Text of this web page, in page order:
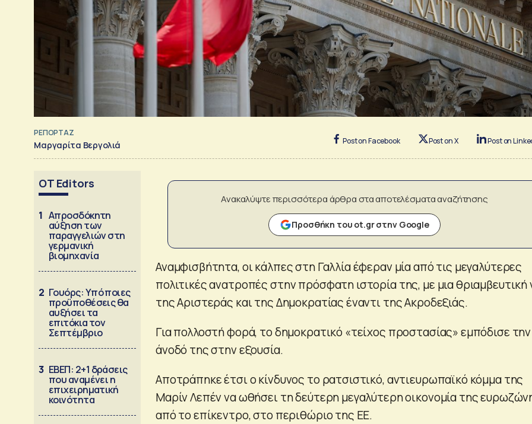
ΡΕΠΟΡΤΑΖ
Μαργαρίτα Βεργολιά Post on Facebook Post on X Post on
OT Editors
1 Απροσδόκητη
αύξηση των
παραγγελιών στη
γερμανική
βιομηχανία
2 Γουόρς: Υπό ποιες
προϋποθέσεις θα
αυξήσει τα
επιτόκια τον
Σεπτέμβριο
3 ΕΒΕΠ: 2+1 δράσεις
που αναμένει η
επιχειρηματική
κοινότητα
Ανακαλύψτε περισσότερα άρθρα στα αποτελέσματα αναζήτησης
Προσθήκη του ot.gr στην Google
Αναμφισβήτητα, οι κάλπες στη Γαλλία έφεραν μία από τις μεγαλύτερες
πολιτικές ανατροπές στην πρόσφατη ιστορία της, με μια θριαμβευτική
της Αριστεράς και της Δημοκρατίας έναντι της Ακροδεξιάς.
Για πολλοστή φορά, το δημοκρατικό «τείχος προστασίας» εμπόδισε την
άνοδό της στην εξουσία.
Αποτράπηκε έτσι ο κίνδυνος το ρατσιστικό, αντιευρωπαϊκό κόμμα της
Μαρίν Λεπέν να ωθήσει τη δεύτερη μεγαλύτερη οικονομία της
από το επίκεντρο, στο περιθώριο της ΕΕ.